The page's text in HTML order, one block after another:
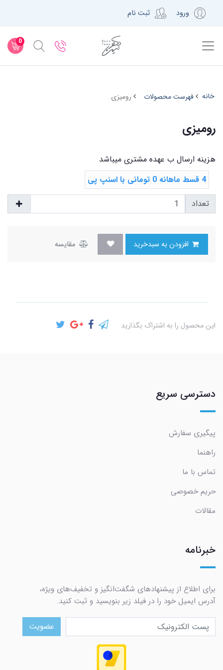
ورود ثبت نام
0
خانه فهرست محصولات رومیزی
رومیزی
هزینه ارسال ب عهده مشتری میباشد
4 قسط ماهانه 0 تومانی با اسنپ ‌پی
تعداد
مقایسه
این محصول را به اشتراک بگذارید
دسترسی سریع
پیگیری سفارش
راهنما
تماس با ما
حریم خصوصی
مقالات
خبرنامه
برای اطلاع از پیشنهادهای شگفت‌انگیز و تخفیف‌های ویژه،
آدرس ایمیل خود را در فیلد زیر بنویسید و ثبت کنید.
عضویت